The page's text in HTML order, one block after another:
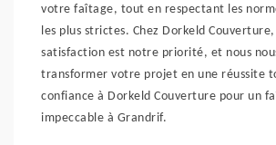
votre faîtage, tout en respectant les
les plus strictes. Chez Dorkeld
satisfaction est notre priorité, et nous
transformer votre projet en une réussite
confiance à Dorkeld Couverture pour un
impeccable à Grandrif.